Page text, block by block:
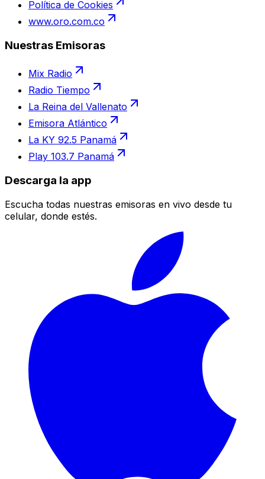
Política de Cookies
www.oro.com.co
Nuestras Emisoras
Mix Radio
Radio Tiempo
La Reina del Vallenato
Emisora Atlántico
La KY 92.5 Panamá
Play 103.7 Panamá
Descarga la app
Escucha todas nuestras emisoras en vivo desde tu
celular, donde estés.